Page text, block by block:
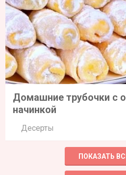
Домашние трубочки с
начинкой
Десерты
ПОКАЗАТЬ